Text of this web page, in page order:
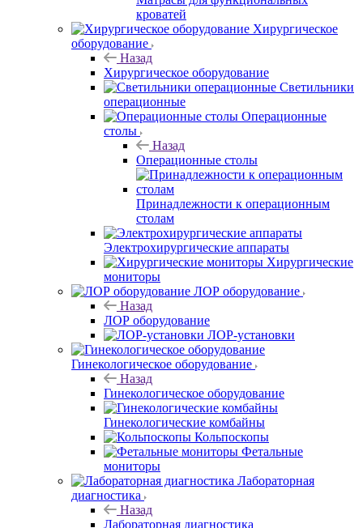
кроватей
Хирургическое
оборудование
Назад
Хирургическое оборудование
Светильники
операционные
Операционные
столы
Назад
Операционные столы
Принадлежности к операционным
столам
Электрохирургические аппараты
Хирургические
мониторы
ЛОР оборудование
Назад
ЛОР оборудование
ЛОР-установки
Гинекологическое оборудование
Назад
Гинекологическое оборудование
Гинекологические комбайны
Кольпоскопы
Фетальные
мониторы
Лабораторная
диагностика
Назад
Лабораторная диагностика